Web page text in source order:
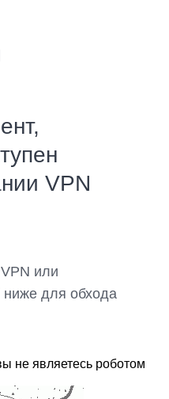
VPN
или
ниже для обхода
не являетесь роботом